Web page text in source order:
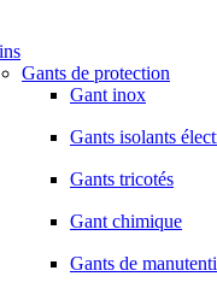
Gants de protection
Gant inox
Gants isolants
Gants tricotés
Gant chimique
Gants de